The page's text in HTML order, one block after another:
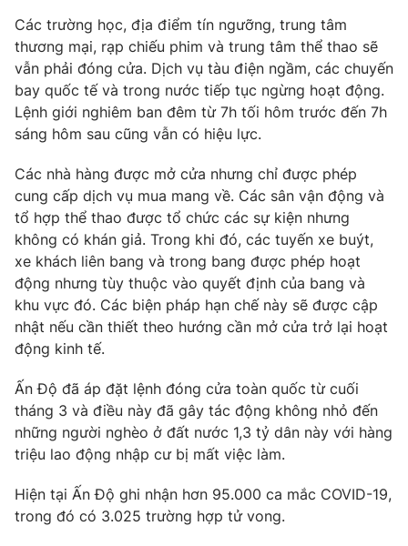
Phim VTV
Hậu trường
Nhân vật
Khán giả
Giải sao mai
Giải trí
Điện ảnh
Âm nhạc
Sao
Đời sống
Du lịch
Chất lượng cuộc sống
Giáo dục
Tuyển sinh
Học trực tuyến
Công nghệ
Hitech Công nghệ tương lai
Sản phẩm
Thị trường
Tư vấn
Giao lưu trực tuyến
Lịch phát sóng
Emagazine Podcast
Photo Infographic
Video Shorts video
Các trường học, địa điểm tín ngưỡng, trung tâm
thương mại, rạp chiếu phim và trung tâm thể thao sẽ
vẫn phải đóng cửa. Dịch vụ tàu điện ngầm, các chuyến
bay quốc tế và trong nước tiếp tục ngừng hoạt động.
Lệnh giới nghiêm ban đêm từ 7h tối hôm trước đến 7h
sáng hôm sau cũng vẫn có hiệu lực.
Các nhà hàng được mở cửa nhưng chỉ được phép
cung cấp dịch vụ mua mang về. Các sân vận động và
tổ hợp thể thao được tổ chức các sự kiện nhưng
không có khán giả. Trong khi đó, các tuyến xe buýt,
xe khách liên bang và trong bang được phép hoạt
động nhưng tùy thuộc vào quyết định của bang và
khu vực đó. Các biện pháp hạn chế này sẽ được cập
nhật nếu cần thiết theo hướng cần mở cửa trở lại hoạt
động kinh tế.
Ấn Độ đã áp đặt lệnh đóng cửa toàn quốc từ cuối
tháng 3 và điều này đã gây tác động không nhỏ đến
những người nghèo ở đất nước 1,3 tỷ dân này với hàng
triệu lao động nhập cư bị mất việc làm.
Hiện tại Ấn Độ ghi nhận hơn 95.000 ca mắc COVID-19,
trong đó có 3.025 trường hợp tử vong.